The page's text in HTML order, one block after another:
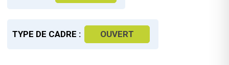
TYPE DE CADRE : OUVERT